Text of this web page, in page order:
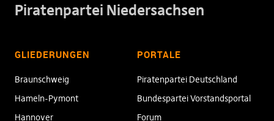
Piratenpartei Niedersachsen
GLIEDERUNGEN
Braunschweig
Hameln-Pymont
Hannover
PORTALE
Piratenpartei Deutschland
Bundespartei Vorstandsportal
Forum